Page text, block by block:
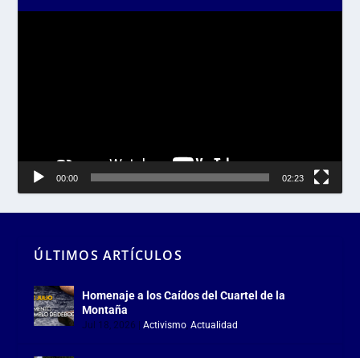
00:00 02:23
ÚLTIMOS ARTÍCULOS
Homenaje a los Caídos del Cuartel de la
Montaña
Jul 18, 2026 |Activismo ,Actualidad